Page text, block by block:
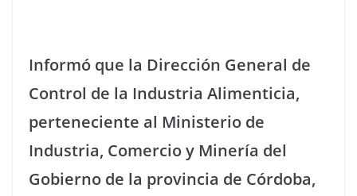
Informó que la Dirección General de
Control de la Industria Alimenticia,
perteneciente al Ministerio de
Industria, Comercio y Minería del
Gobierno de la provincia de Córdoba,